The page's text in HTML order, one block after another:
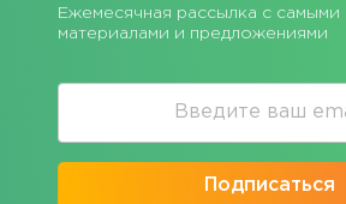
Ежемесячная рассылка с самыми
материалами и предложениями
Подписаться